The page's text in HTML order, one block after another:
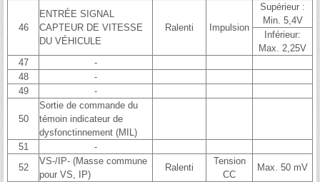
46
ENTRÉE SIGNAL
CAPTEUR DE VITESSE
DU VÉHICULE
Ralenti Impulsion
Supérieur :
Min. 5,4V
Inférieur:
Max. 2,25V
47
-
48
-
49
-
50
Sortie de commande du
témoin indicateur de
dysfonctinnement (MIL)
51
-
52
VS-/IP- (Masse commune
pour VS, IP)
Ralenti
Tension
CC
Max. 50 mV